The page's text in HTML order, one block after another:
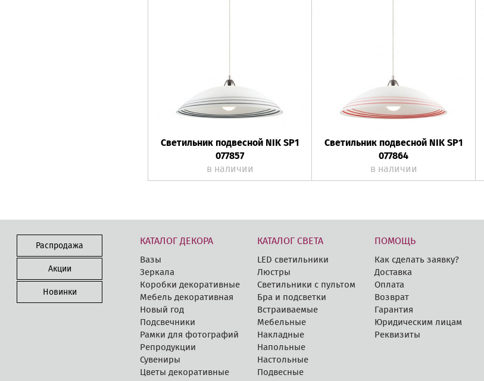
Светильник подвесной NIK SP1
077857
в наличии
Светильник подвесной NIK SP1
077864
в наличии
Распродажа
Акции
Новинки
КАТАЛОГ ДЕКОРА
Вазы
Зеркала
Коробки декоративные
Мебель декоративная
Новый год
Подсвечники
Рамки для фотографий
Репродукции
Сувениры
Цветы декоративные
КАТАЛОГ СВЕТА
LED cветильники
Люстры
Светильники с пультом
Бра и подсветки
Встраиваемые
Мебельные
Накладные
Напольные
Настольные
Подвесные
ПОМОЩЬ
Как сделать заявку?
Доставка
Оплата
Возврат
Гарантия
Юридическим лицам
Реквизиты